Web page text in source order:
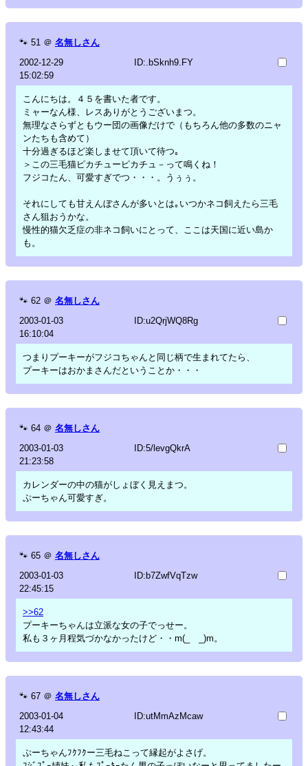
🐾 51 ＠ 名無しさん
2002-12-29
15:02:59
ID:.bSknh9.FY
こんにちは。４５を書いた者です。
ミャーなん様、レスありがとうございまつ。
無理なさらずともウー団の画像だけで（もちろん他の多数のニャ
ンたちも含めて）
十分過ぎるほど楽しませて頂いて待つ｡
＞この三毛猫ピカチューピカチュ－って鳴くね！
フジコたん、可愛すぎでつ・・・。うぅぅ。
それにしても甘えんぼさんが多いとは｡いつかネコ飼えたら三毛
さん狙おうかな。
慢性的猫欠乏症の非ネコ飼いにとって、ここは天国に近い島か
も。
🐾 62 ＠ 名無しさん
2003-01-03
16:10:04
ID:u2QrjWQ8Rg
つまりプーキーがフジコちゃんと同じ柄で生まれてたら、
プーキーはおかまさんだということか・・・
🐾 64 ＠ 名無しさん
2003-01-03
21:23:58
ID:5/levgQkrA
カレンダーの中の猫がしょぼく見えまつ。
ぷーちゃん可愛すぎ。
🐾 65 ＠ 名無しさん
2003-01-03
22:45:15
ID:b7ZwfVqTzw
>>62
プーキーちゃんは立派な女の子でっせー。
私も３ヶ月程気づかなかったけど・・m(_ _)m。
🐾 67 ＠ 名無しさん
2003-01-04
12:43:44
ID:utMmAzMcaw
ぷーちゃんﾌｸﾌｸー三毛ねこって縁起がよさげ。